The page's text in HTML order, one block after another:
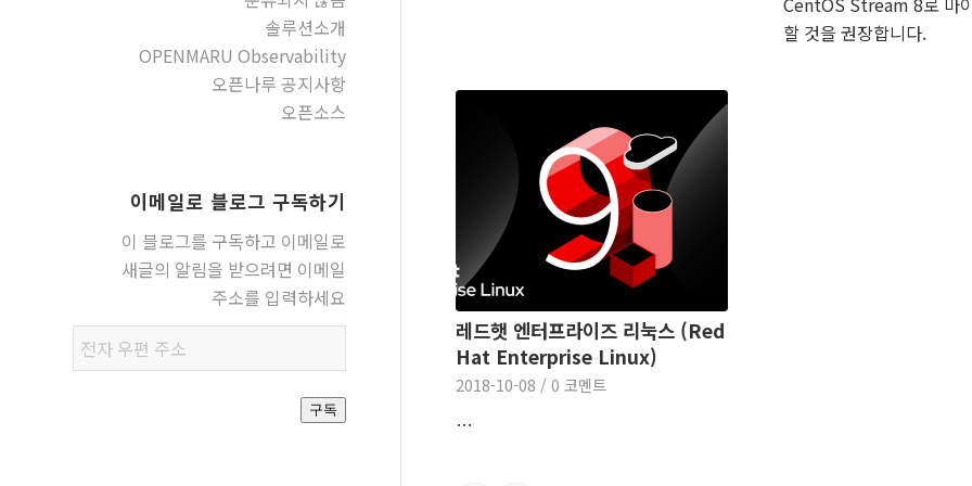
할 것을 권장합니다.
레드햇 엔터프라이즈 리눅스 (Red
Hat Enterprise Linux)
2018-10-08 / 0 코멘트
…
솔루션소개
OPENMARU Observability
오픈나루 공지사항
오픈소스
이메일로 블로그 구독하기
이 블로그를 구독하고 이메일로
새글의 알림을 받으려면 이메일
주소를 입력하세요
우편
주소
구독